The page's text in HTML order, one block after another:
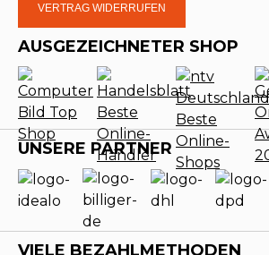
VERTRAG WIDERRUFEN
AUSGEZEICHNETER SHOP
UNSERE PARTNER
VIELE BEZAHLMETHODEN